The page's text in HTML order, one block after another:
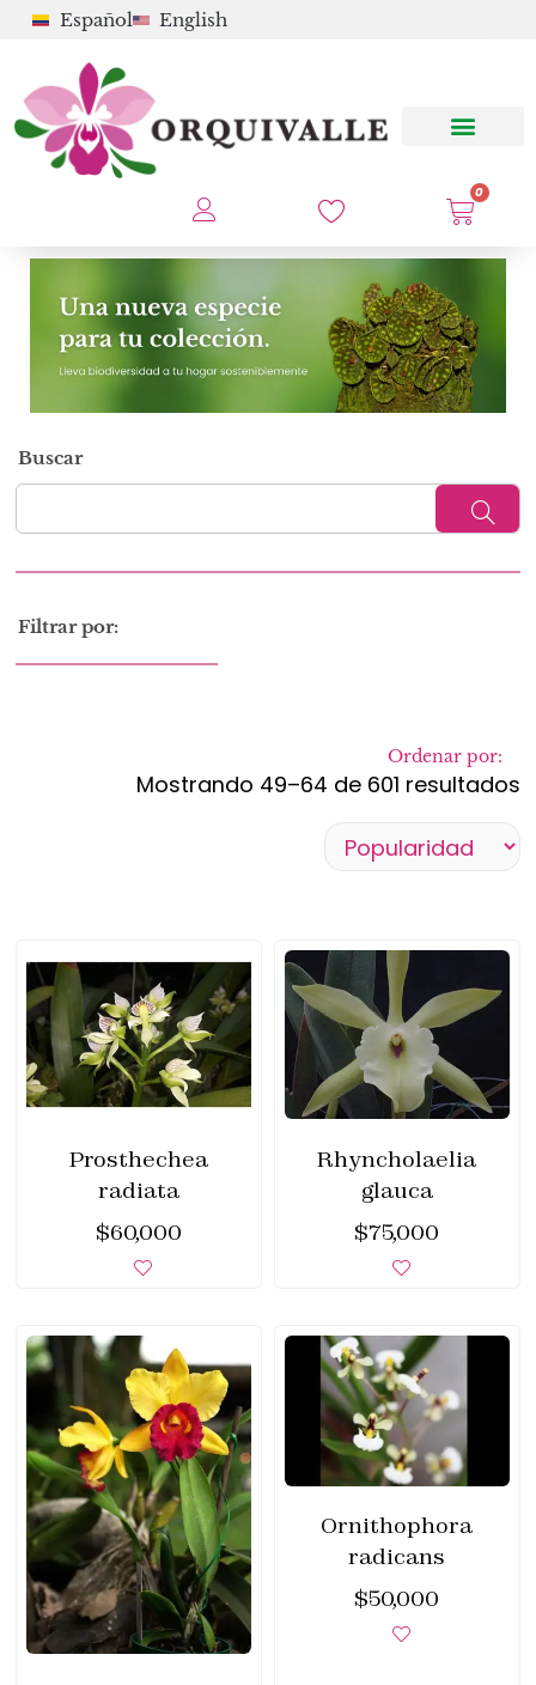
Español English
0
Buscar
Filtrar por:
Ordenar por:
Mostrando 49–64 de 601 resultados
Prosthechea
radiata
$60,000
Rhyncholaelia
glauca
$75,000
Ornithophora
radicans
$50,000